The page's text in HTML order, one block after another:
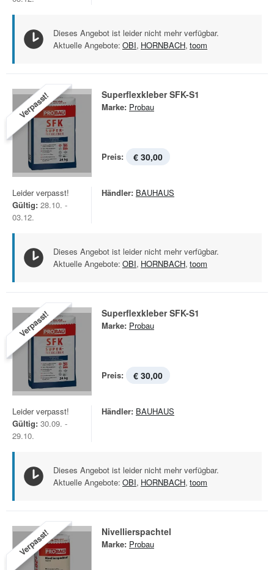
Dieses Angebot ist leider nicht mehr verfügbar.
Aktuelle Angebote: OBI, HORNBACH, toom
Verpasst! Superflexkleber SFK-S1
Marke: Probau
Preis: € 30,00
Leider verpasst!
Gültig: 28.10. -
03.12.
Händler: BAUHAUS
Dieses Angebot ist leider nicht mehr verfügbar.
Aktuelle Angebote: OBI, HORNBACH, toom
Verpasst! Superflexkleber SFK-S1
Marke: Probau
Preis: € 30,00
Leider verpasst!
Gültig: 30.09. -
29.10.
Händler: BAUHAUS
Dieses Angebot ist leider nicht mehr verfügbar.
Aktuelle Angebote: OBI, HORNBACH, toom
Verpasst! Nivellierspachtel
Marke: Probau